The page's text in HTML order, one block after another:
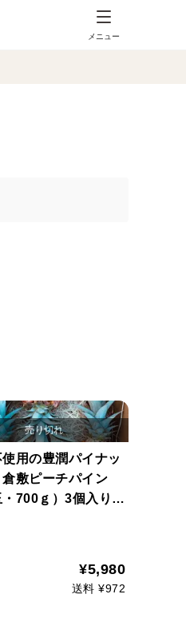
メニュー
用の豊潤パイナッ
倉敷ピーチパイン
・700ｇ）3個入り
¥5,980
送料 ¥972